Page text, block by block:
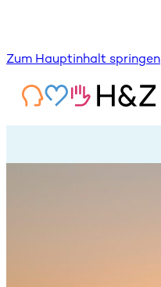
Zum Hauptinhalt springen